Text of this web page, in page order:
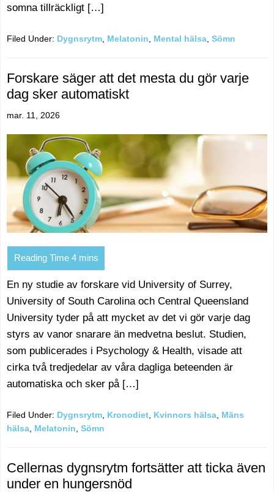
somna tillräckligt […]
Filed Under: Dygnsrytm Melatonin Mental hälsa Sömn
Forskare säger att det mesta du gör varje
dag sker automatiskt
mar. 11, 2026
En ny studie av forskare vid University of Surrey,
University of South Carolina och Central Queensland
University tyder på att mycket av det vi gör varje dag
styrs av vanor snarare än medvetna beslut. Studien,
som publicerades i Psychology & Health, visade att
cirka två tredjedelar av våra dagliga beteenden är
automatiska och sker på […]
Filed Under: Dygnsrytm Kronodiet Kvinnors hälsa Mäns
hälsa Melatonin Sömn
Cellernas dygnsrytm fortsätter att ticka även
under en hungersnöd